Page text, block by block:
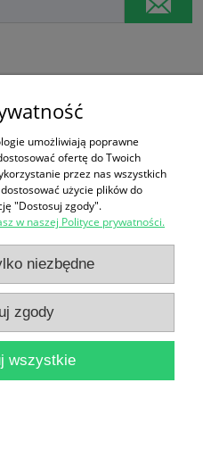
strony
Shoper Premium
umożliwiają poprawne
ofertę do Twoich
przez nas wszystkich
użycie plików do
"Dostosuj zgody".
w naszej Polityce prywatności.
niezbędne
zgody
wszystkie